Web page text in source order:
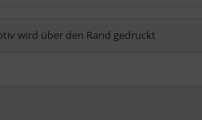
wird über den Rand gedruckt